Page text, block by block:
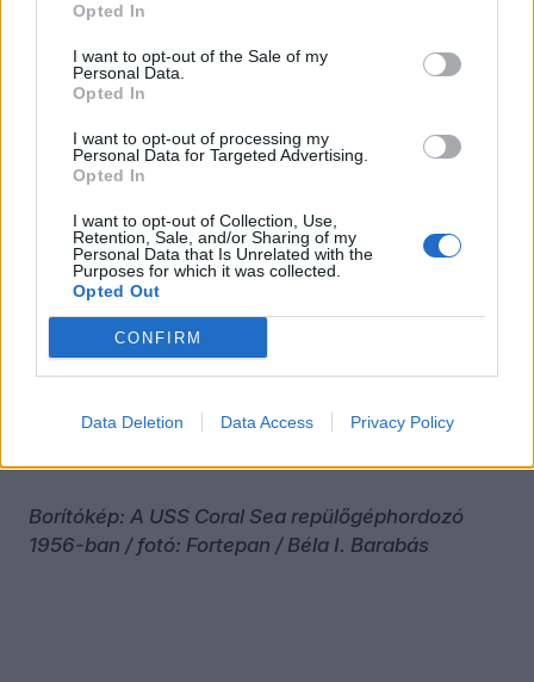
Opted In
I want to opt-out of the Sale of my
Personal Data.
Opted In
I want to opt-out of processing my
Personal Data for Targeted Advertising.
Opted In
I want to opt-out of Collection, Use,
Retention, Sale, and/or Sharing of my
Personal Data that Is Unrelated with the
Purposes for which it was collected.
Opted Out
CONFIRM
Data Deletion Data Access Privacy Policy
’56-osok, vagy leszármazottaik
– olyanok, mint Andy Vajna filmproducer,
Zsigmond Vilmos operatőr, Drew Barrymore
színésznő, Gróf András, az Intel társalapítója,
Oláh György Nobel-díjas kémikus, vagy Pavlics
Ferenc űrmérnök, a holdjáró tervezője – világhíres
közéleti személyiségek, színészek, üzletemberek
vagy tudósok lettek új hazájukat, Amerikát is
gazdagítva.
A szerző a nemzetközi kapcsolatok elemzője, az
ÖT munkatársa.
Borítókép: A USS Coral Sea repülőgéphordozó
1956-ban / fotó: Fortepan / Béla I. Barabás